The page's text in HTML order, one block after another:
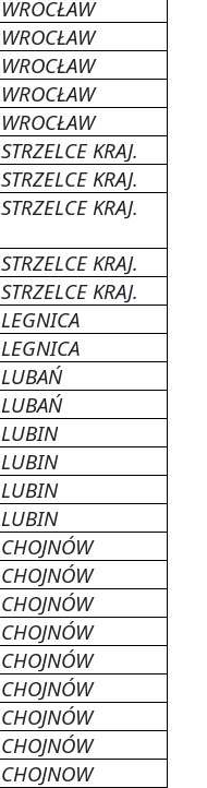
WROCŁAW
WROCŁAW
WROCŁAW
WROCŁAW
WROCŁAW
STRZELCE KRAJ.
STRZELCE KRAJ.
STRZELCE KRAJ.
STRZELCE KRAJ.
STRZELCE KRAJ.
LEGNICA
LEGNICA
LUBAŃ
LUBAŃ
LUBIN
LUBIN
LUBIN
LUBIN
CHOJNÓW
CHOJNÓW
CHOJNÓW
CHOJNÓW
CHOJNÓW
CHOJNÓW
CHOJNÓW
CHOJNÓW
CHOJNOW